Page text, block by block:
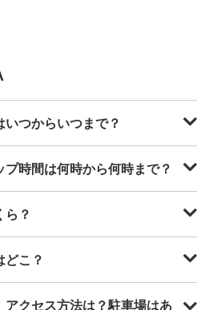
つからいつまで？
時間は何時から何時まで？
ら？
こ？
クセス方法は？駐車場はあ